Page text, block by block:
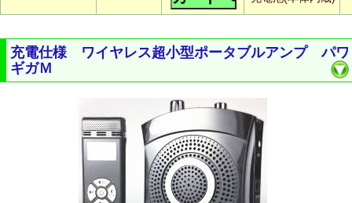
充電仕様 ワイヤレス超小型ポータブルアンプ パワ
ギガＭ